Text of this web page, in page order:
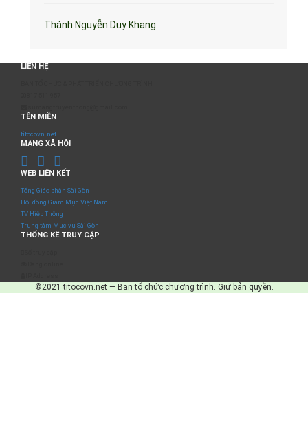
Thánh Nguyễn Duy Khang
LIÊN HỆ
TÊN MIỀN
titocovn.net
MẠNG XÃ HỘI
WEB LIÊN KẾT
Tổng Giáo phận Sài Gòn
Hội đồng Giám Mục Việt Nam
TV Hiệp Thông
Trung tâm Mục vụ Sài Gòn
THỐNG KÊ TRUY CẬP
©2021 titocovn.net — Ban tổ chức chương trình. Giữ bản quyền.